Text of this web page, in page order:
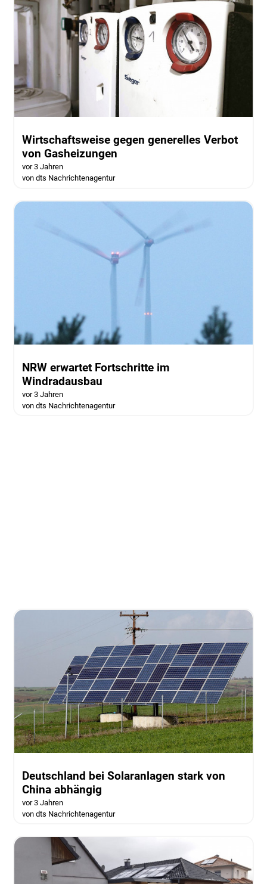
Wirtschaftsweise gegen generelles Verbot
von Gasheizungen
vor 3 Jahren
von dts Nachrichtenagentur
NRW erwartet Fortschritte im
Windradausbau
vor 3 Jahren
von dts Nachrichtenagentur
Deutschland bei Solaranlagen stark von
China abhängig
vor 3 Jahren
von dts Nachrichtenagentur